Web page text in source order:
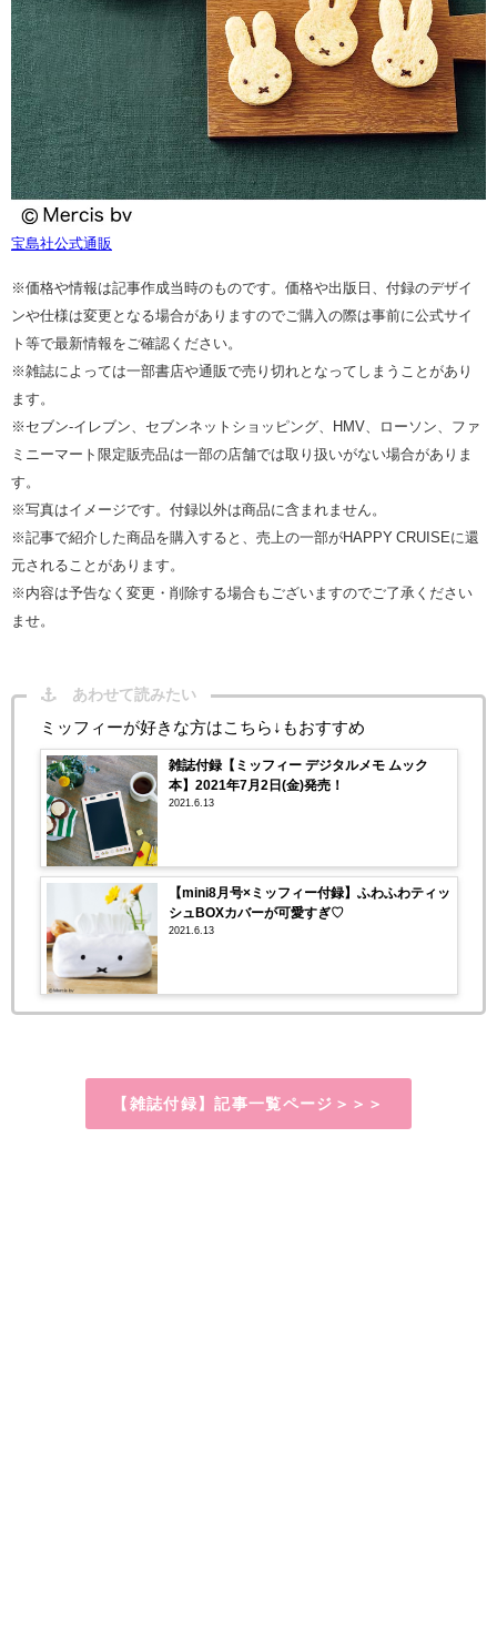
宝島社公式通販
※価格や情報は記事作成当時のものです。価格や出版日、付録のデザイ
ンや仕様は変更となる場合がありますのでご購入の際は事前に公式サイ
ト等で最新情報をご確認ください。
※雑誌によっては一部書店や通販で売り切れとなってしまうことがあり
ます。
※セブン‐イレブン、セブンネットショッピング、HMV、ローソン、ファ
ミニーマート限定販売品は一部の店舗では取り扱いがない場合がありま
す。
※写真はイメージです。付録以外は商品に含まれません。
※記事で紹介した商品を購入すると、売上の一部がHAPPY CRUISEに還
元されることがあります。
※内容は予告なく変更・削除する場合もございますのでご了承ください
ませ。
あわせて読みたい
ミッフィーが好きな方はこちら↓もおすすめ
雑誌付録【ミッフィー デジタルメモ ムック
本】2021年7月2日(金)発売！
2021.6.13
【mini8月号×ミッフィー付録】ふわふわティッ
シュBOXカバーが可愛すぎ♡
2021.6.13
【雑誌付録】記事一覧ページ＞＞＞